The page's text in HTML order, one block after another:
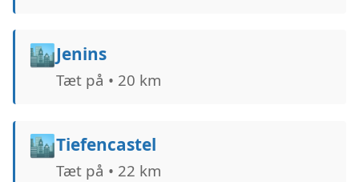
🏙️Jenins
Tæt på • 20 km
🏙️Tiefencastel
Tæt på • 22 km